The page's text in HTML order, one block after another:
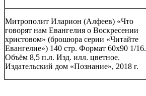
Митрополит Иларион (Алфеев) «Что
говорят нам Евангелия о Воскресении
христовом» (брошюра серии «Читайте
Евангелие») 140 стр. Формат 60х90 1/16.
Объём 8,5 п.л. Изд. илл. цветное.
Издательский дом «Познание», 2018 г.